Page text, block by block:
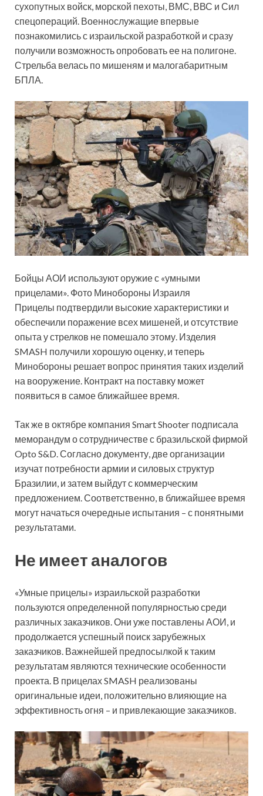
сухопутных войск, морской пехоты, ВМС, ВВС и Сил
спецопераций. Военнослужащие впервые
познакомились с израильской разработкой и сразу
получили возможность опробовать ее на полигоне.
Стрельба велась по мишеням и малогабаритным
БПЛА.
Бойцы АОИ используют оружие с «умными
прицелами». Фото Минобороны Израиля
Прицелы подтвердили высокие характеристики и
обеспечили поражение всех мишеней, и отсутствие
опыта у стрелков не помешало этому. Изделия
SMASH получили хорошую оценку, и теперь
Минобороны решает вопрос принятия таких изделий
на вооружение. Контракт на поставку может
появиться в самое ближайшее время.
Так же в октябре компания Smart Shooter подписала
меморандум о сотрудничестве с бразильской фирмой
Opto S&D. Согласно документу, две организации
изучат потребности армии и силовых структур
Бразилии, и затем выйдут с коммерческим
предложением. Соответственно, в ближайшее время
могут начаться очередные испытания – с понятными
результатами.
Не имеет аналогов
«Умные прицелы» израильской разработки
пользуются определенной популярностью среди
различных заказчиков. Они уже поставлены АОИ, и
продолжается успешный поиск зарубежных
заказчиков. Важнейшей предпосылкой к таким
результатам являются технические особенности
проекта. В прицелах SMASH реализованы
оригинальные идеи, положительно влияющие на
эффективность огня – и привлекающие заказчиков.